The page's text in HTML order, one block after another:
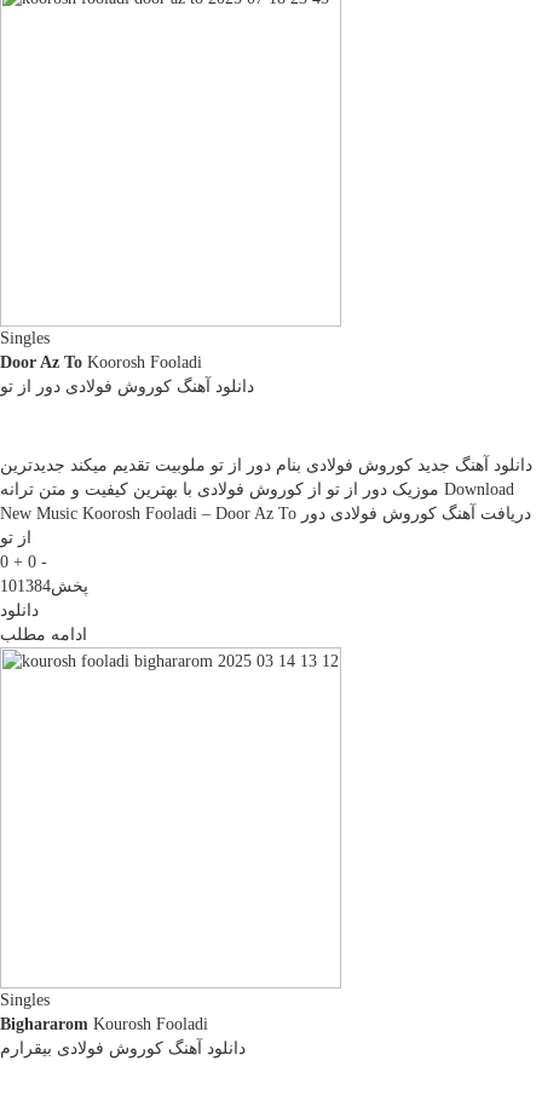
Singles
Door Az To Koorosh Fooladi
دانلود آهنگ کوروش فولادی دور از تو
دانلود آهنگ جدید کوروش فولادی بنام دور از تو ملوبیت تقدیم میکند جدیدترین
موزیک دور از تو از کوروش فولادی با بهترین کیفیت و متن ترانه Download
New Music Koorosh Fooladi – Door Az To دریافت آهنگ کوروش فولادی دور
از تو
0 + 0 -
پخش101384
دانلود
ادامه مطلب
Singles
Bighararom Kourosh Fooladi
دانلود آهنگ کوروش فولادی بیقرارم